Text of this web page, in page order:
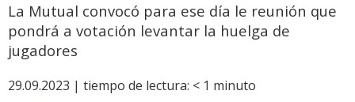
La Mutual convocó para ese día le reunión que
pondrá a votación levantar la huelga de
jugadores
29.09.2023 | tiempo de lectura: < 1 minuto